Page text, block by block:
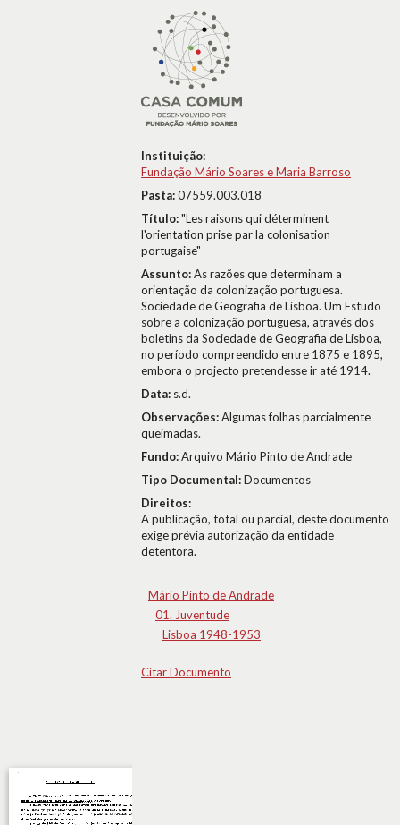
Instituição:
Fundação Mário Soares e Maria Barroso
Pasta:07559.003.018
Título:"Les raisons qui déterminent
l'orientation prise par la colonisation
portugaise"
Assunto:As razões que determinam a
orientação da colonização portuguesa.
Sociedade de Geografia de Lisboa. Um Estudo
sobre a colonização portuguesa, através dos
boletins da Sociedade de Geografia de Lisboa,
no período compreendido entre 1875 e 1895,
embora o projecto pretendesse ir até 1914.
Data: s.d.
Observações:Algumas folhas parcialmente
queimadas.
Fundo:Arquivo Mário Pinto de Andrade
Tipo Documental:Documentos
Direitos:
A publicação, total ou parcial, deste documento
exige prévia autorização da entidade
detentora.
Mário Pinto de Andrade
01. Juventude
Lisboa 1948-1953
Citar Documento